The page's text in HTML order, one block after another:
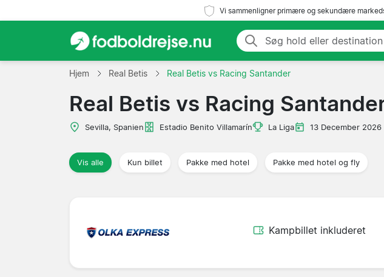
Vi sammenligner primære og sekundære
Hjem Real Betis Real Betis vs Racing Santander
Real Betis vs Racing
Sevilla, Spanien Estadio Benito Villamarín La Liga 13 December 2026
Vis alle Kun billet Pakke med hotel Pakke med hotel og fly
Kampbillet inkluderet